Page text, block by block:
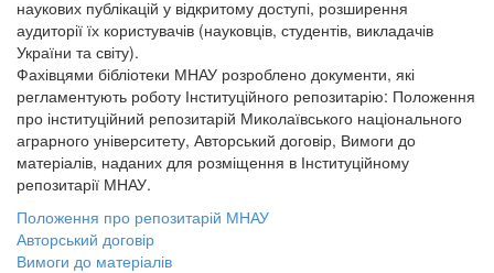
наукових публікацій у відкритому доступі, розширення
аудиторії їх користувачів (науковців, студентів, викладачів
України та світу).
Фахівцями бібліотеки МНАУ розроблено документи, які
регламентують роботу Інституційного репозитарію: Положення
про інституційний репозитарій Миколаївського національного
аграрного університету, Авторський договір, Вимоги до
матеріалів, наданих для розміщення в Інституційному
репозитарії МНАУ.
Положення про репозитарій МНАУ
Авторський договір
Вимоги до матеріалів